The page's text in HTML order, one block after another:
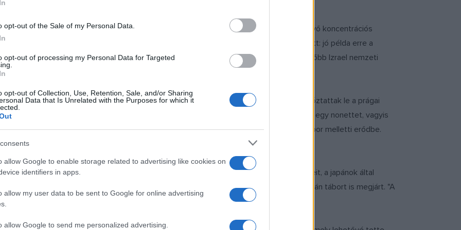
opt-out of the Sale of my Personal Data.
opt-out of processing my Personal Data for Targeted
opt-out of Collection, Use, Retention, Sale, and/or Sharing
Data that Is Unrelated with the Purposes for which it
allow Google to enable storage related to advertising like cookies on
identifiers in apps.
allow my user data to be sent to Google for online advertising
allow Google to send me personalized advertising.
ide küldött zsidóból 33 ezer meghalt, 90 ezret pedig továbbküldtek a keletebbre fekvő koncentrációs
folyt, operákat, koncerteket és kabarékat adtak elő. A zene a lázadás jelképe is lehetett: jó példa erre a
a kabaréműsorok után, és amelynek dallama megegyezik a Hatikvával amely később Izrael nemzeti
ezek között vannak Rudolf Karel, cseh zeneszerző darabjai is, akit a nácik tartóztattak le a prágai
börtönben, vérhastól szenvedve WC papírra írta műveit, egy öt felvonásos operát és egy nonettet, vagyis
is folytatta a komponálást, hogy átszállították a theresienstadti koncentrációs tábor melletti erődbe.
négy nappal írta 1945 márciusában.
zsidók által írt darabokat tartalmazza, hanem a nácik által elhurcolt cigányok műveit, a japánok által
Edmund Lilly amerikai ezredes zenéjét is, aki dalokat és verseket írt, miközben több japán tábort is megjárt. "A
fogoly által írt művek ugyanazt a történelmi értéket képviselik" - állítja Lotoro.